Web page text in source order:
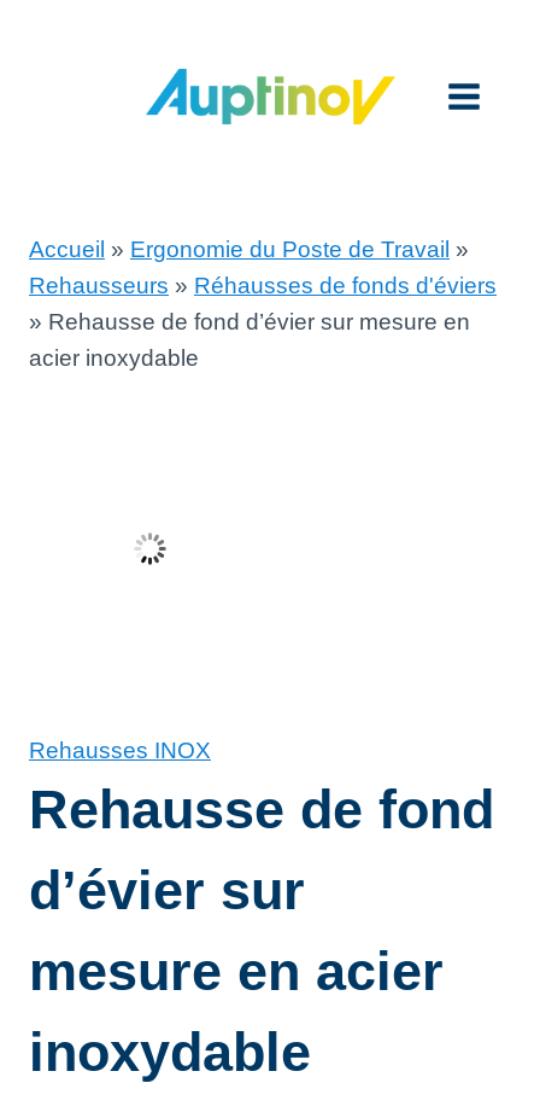
Accueil » Ergonomie du Poste de Travail »
Rehausseurs » Réhausses de fonds d'éviers
» Rehausse de fond d’évier sur mesure en
acier inoxydable
Rehausses INOX
Rehausse de fond
d’évier sur
mesure en acier
inoxydable